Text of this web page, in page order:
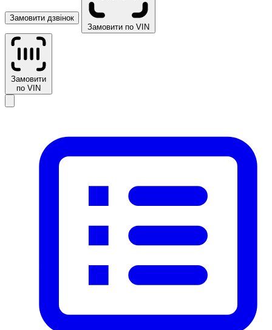
Замовити дзвінок
Замовити по VIN
Замовити
по VIN